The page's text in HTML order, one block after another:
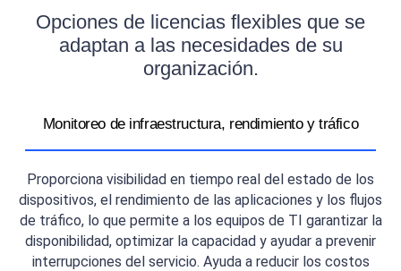
Opciones de licencias flexibles que se
adaptan a las necesidades de su
organización.
Monitoreo de infraestructura, rendimiento y tráfico
Proporciona visibilidad en tiempo real del estado de los
dispositivos, el rendimiento de las aplicaciones y los flujos
de tráfico, lo que permite a los equipos de TI garantizar la
disponibilidad, optimizar la capacidad y ayudar a prevenir
interrupciones del servicio. Ayuda a reducir los costos